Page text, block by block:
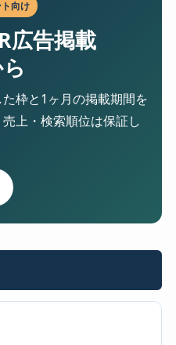
向け
広告掲載
枠と1ヶ月の掲載期間を
上・検索順位は保証し